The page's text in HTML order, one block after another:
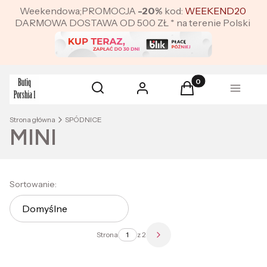
Weekendowa;PROMOCJA -20% kod: WEEKEND20
DARMOWA DOSTAWA OD 500 ZŁ * na terenie Polski
Otwórz wyszukiwarkę
Szukaj Zaloguj się Produkty w
Koszyk Menu
Strona główna SPÓDNICE
MINI
Lista produktów
Sortowanie:
Domyślne
Strona z 2 Następne produkty